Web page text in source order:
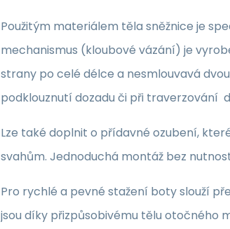
Použitým materiálem těla sněžnice je
mechanismus (kloubové vázání) je
strany po celé délce a nesmlouvavá
podklouznutí dozadu či při traverzování
Lze také doplnit o přídavné ozubení,
svahům. Jednoduchá montáž bez
Pro rychlé a pevné stažení boty slouží
jsou díky přizpůsobivému tělu otočného